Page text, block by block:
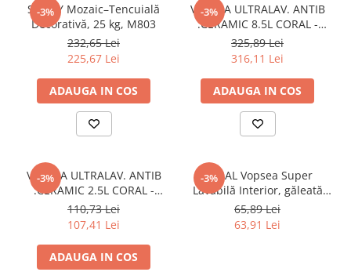
Profil tip L
Cornier laminat
Cornier laminat zincat
Profil tip T
Profil T laminat
Profil T laminat zincat
Profil tip U ambutisat
UNP
Elemente fier forjat
-3%
STICKY Mozaic–Tencuială
Decorativă, 25 kg, M803
232,65 Lei
225,67 Lei
ADAUGA IN COS
-3%
VOPSEA ULTRALAV. ANTIB
.CERAMIC 8.5L CORAL -
Coral
325,89 Lei
316,11 Lei
ADAUGA IN COS
-3%
VOPSEA ULTRALAV. ANTIB
.CERAMIC 2.5L CORAL -
Coral
110,73 Lei
107,41 Lei
ADAUGA IN COS
-3%
CORAL Vopsea Super
Lavabilă Interior, găleată
2,5 ltr.
65,89 Lei
63,91 Lei